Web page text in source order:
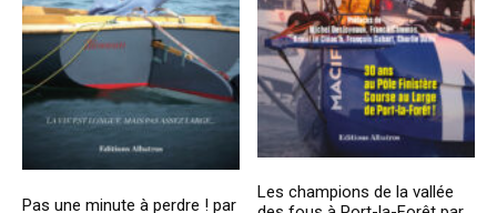
Pas une minute à perdre ! par
Les champions de la vallée